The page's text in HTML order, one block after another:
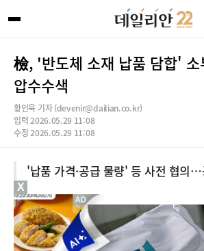
檢, '반도체 소재 납품 담합'
압수수색
황인욱 기자 (devenir@dailian.co.kr)
입력 2026.05.29 11:08
수정 2026.05.29 11:08
'납품 가격·공급 물량' 등 사전 협의
X